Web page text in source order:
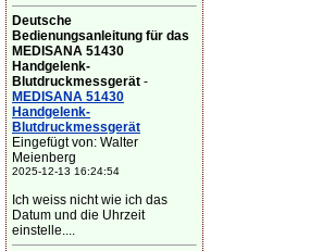
Deutsche
Bedienungsanleitung für das
MEDISANA 51430
Handgelenk-
Blutdruckmessgerät -
MEDISANA 51430
Handgelenk-
Blutdruckmessgerät
Eingefügt von: Walter
Meienberg
2025-12-13 16:24:54
Ich weiss nicht wie ich das
Datum und die Uhrzeit
einstelle....